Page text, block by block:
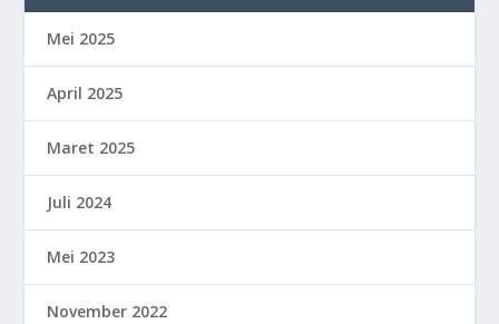
Mei 2025
April 2025
Maret 2025
Juli 2024
Mei 2023
November 2022